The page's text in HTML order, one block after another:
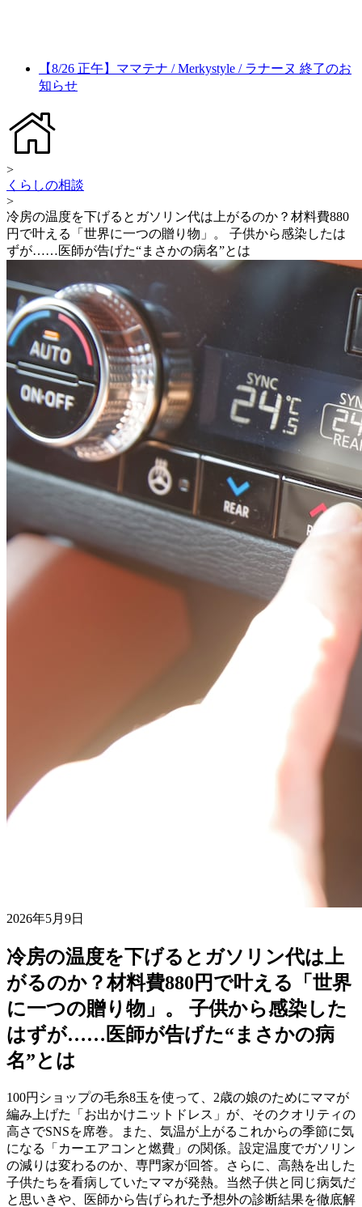
【8/26 正午】ママテナ / Merkystyle / ラナーヌ 終了のお
知らせ
>
くらしの相談
>
冷房の温度を下げるとガソリン代は上がるのか？材料費880
円で叶える「世界に一つの贈り物」。 子供から感染したは
ずが……医師が告げた“まさかの病名”とは
2026年5月9日
冷房の温度を下げるとガソリン代は上
がるのか？材料費880円で叶える「世界
に一つの贈り物」。 子供から感染した
はずが……医師が告げた“まさかの病
名”とは
100円ショップの毛糸8玉を使って、2歳の娘のためにママが
編み上げた「お出かけニットドレス」が、そのクオリティの
高さでSNSを席巻。また、気温が上がるこれからの季節に気
になる「カーエアコンと燃費」の関係。設定温度でガソリン
の減りは変わるのか、専門家が回答。さらに、高熱を出した
子供たちを看病していたママが発熱。当然子供と同じ病気だ
と思いきや、医師から告げられた予想外の診断結果を徹底解